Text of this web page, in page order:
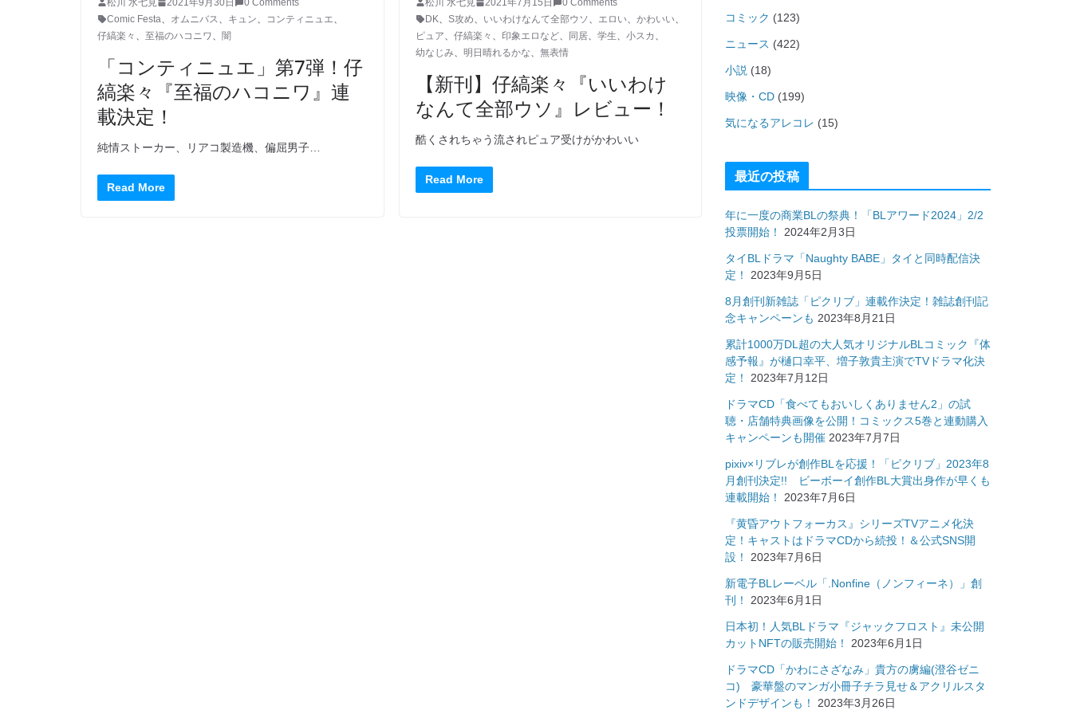
Comic Festa
オムニバス キュン コンティニュエ
仔縞楽々
至福のハコニワ 闇
「コンティニュエ」第7弾！仔
縞楽々『至福のハコニワ』連
載決定！
純情ストーカー、リアコ製造機、偏屈男子…
Read More
DK
S攻め いいわけなんて全部ウソ エロい、 かわいい、
ピュア
仔縞楽々 印象エロなど、 同居、 学生 小スカ
幼なじみ、 明日晴れるかな 無表情
【新刊】仔縞楽々『いいわけ
なんて全部ウソ』レビュー！
酷くされちゃう流されピュア受けがかわいい
Read More
コミック (123)
ニュース (422)
小説 (18)
映像・CD (199)
気になるアレコレ (15)
最近の投稿
年に一度の商業BLの祭典！「BLアワード2024」2/2
投票開始！
2024年2月3日
タイBLドラマ「Naughty BABE」タイと同時配信決
定！
2023年9月5日
8月創刊新雑誌「ピクリブ」連載作決定！雑誌創刊記
念キャンペーンも 2023年8月21日
累計1000万DL超の大人気オリジナルBLコミック『体
感予報』が樋口幸平、増子敦貴主演でTVドラマ化決
定！
2023年7月12日
ドラマCD「食べてもおいしくありません2」の試
聴・店舗特典画像を公開！コミックス5巻と連動購入
キャンペーンも開催 2023年7月7日
pixiv×リブレが創作BLを応援！「ピクリブ」2023年8
月創刊決定!! ビーボーイ創作BL大賞出身作が早くも
連載開始！
2023年7月6日
『黄昏アウトフォーカス』シリーズTVアニメ化決
定！キャストはドラマCDから続投！＆公式SNS開
設！
2023年7月6日
新電子BLレーベル「.Nonfine（ノンフィーネ）」創
刊！
2023年6月1日
日本初！人気BLドラマ『ジャックフロスト』未公開
カットNFTの販売開始！
2023年6月1日
ドラマCD「かわにさざなみ」貴方の虜編(澄谷ゼニ
コ) 豪華盤のマンガ小冊子チラ見せ＆アクリルスタ
ンドデザインも！
2023年3月26日